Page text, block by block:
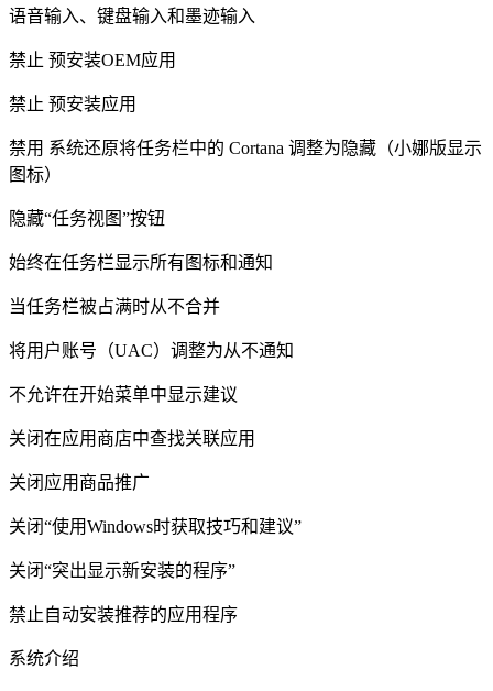
语音输入、键盘输入和墨迹输入
禁止 预安装OEM应用
禁止 预安装应用
禁用 系统还原将任务栏中的 Cortana 调整为隐藏（小娜版显示
图标）
隐藏“任务视图”按钮
始终在任务栏显示所有图标和通知
当任务栏被占满时从不合并
将用户账号（UAC）调整为从不通知
不允许在开始菜单中显示建议
关闭在应用商店中查找关联应用
关闭应用商品推广
关闭“使用Windows时获取技巧和建议”
关闭“突出显示新安装的程序”
禁止自动安装推荐的应用程序
系统介绍